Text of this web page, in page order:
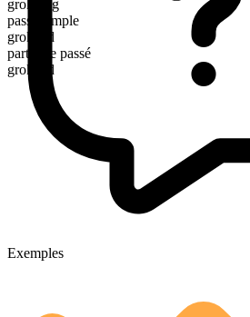
grokking
passé simple
grokked
participe passé
grokked
Exemples